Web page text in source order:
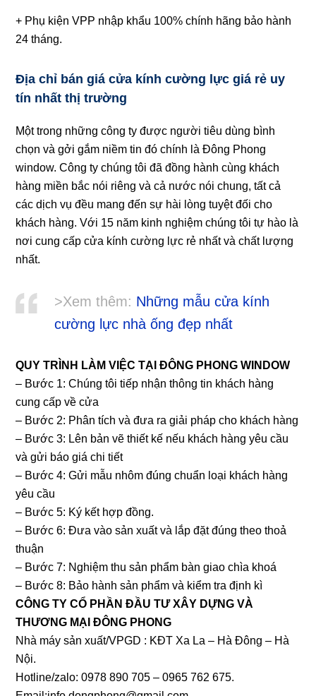
+ Phụ kiện VPP nhập khẩu 100% chính hãng bảo hành
24 tháng.
Địa chỉ bán giá cửa kính cường lực giá rẻ uy
tín nhất thị trường
Một trong những công ty được người tiêu dùng bình
chọn và gởi gắm niềm tin đó chính là Đông Phong
window. Công ty chúng tôi đã đồng hành cùng khách
hàng miền bắc nói riêng và cả nước nói chung, tất cả
các dịch vụ đều mang đến sự hài lòng tuyệt đối cho
khách hàng. Với 15 năm kinh nghiệm chúng tôi tự hào là
nơi cung cấp cửa kính cường lực rẻ nhất và chất lượng
nhất.
>Xem thêm: Những mẫu cửa kính
cường lực nhà ống đẹp nhất
QUY TRÌNH LÀM VIỆC TẠI ĐÔNG PHONG WINDOW
– Bước 1: Chúng tôi tiếp nhận thông tin khách hàng
cung cấp về cửa
– Bước 2: Phân tích và đưa ra giải pháp cho khách hàng
– Bước 3: Lên bản vẽ thiết kế nếu khách hàng yêu cầu
và gửi báo giá chi tiết
– Bước 4: Gửi mẫu nhôm đúng chuẩn loại khách hàng
yêu cầu
– Bước 5: Ký kết hợp đồng.
– Bước 6: Đưa vào sản xuất và lắp đặt đúng theo thoả
thuận
– Bước 7: Nghiệm thu sản phẩm bàn giao chìa khoá
– Bước 8: Bảo hành sản phẩm và kiểm tra định kì
CÔNG TY CỔ PHẦN ĐẦU TƯ XÂY DỰNG VÀ
THƯƠNG MẠI ĐÔNG PHONG
Nhà máy sản xuất/VPGD : KĐT Xa La – Hà Đông – Hà
Nội.
Hotline/zalo: 0978 890 705 – 0965 762 675.